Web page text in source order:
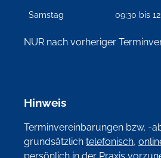
Samstag 09:30 bis
NUR nach vorheriger
Hinweis
Terminvereinbarungen bzw. -
grundsätzlich telefonisch,